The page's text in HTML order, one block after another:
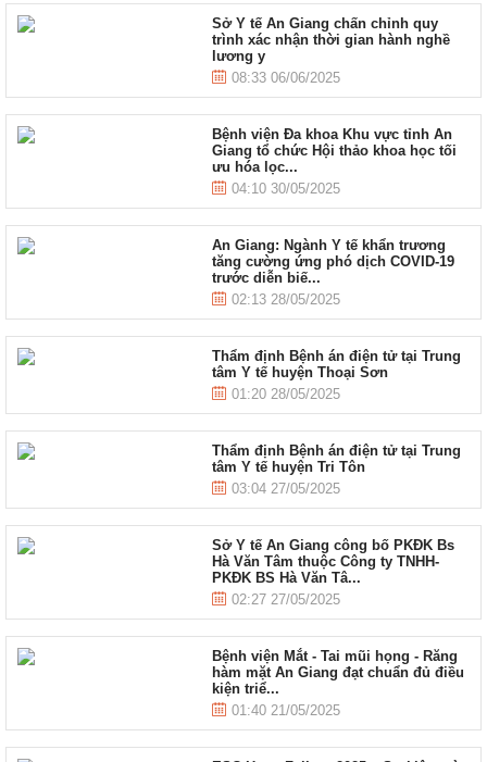
Sở Y tế An Giang chấn chỉnh quy
trình xác nhận thời gian hành nghề
lương y
08:33 06/06/2025
Bệnh viện Đa khoa Khu vực tỉnh An
Giang tổ chức Hội thảo khoa học tối
ưu hóa lọc...
04:10 30/05/2025
An Giang: Ngành Y tế khẩn trương
tăng cường ứng phó dịch COVID-19
trước diễn biế...
02:13 28/05/2025
Thẩm định Bệnh án điện tử tại Trung
tâm Y tế huyện Thoại Sơn
01:20 28/05/2025
Thẩm định Bệnh án điện tử tại Trung
tâm Y tế huyện Tri Tôn
03:04 27/05/2025
Sở Y tế An Giang công bố PKĐK Bs
Hà Văn Tâm thuộc Công ty TNHH-
PKĐK BS Hà Văn Tâ...
02:27 27/05/2025
Bệnh viện Mắt - Tai mũi họng - Răng
hàm mặt An Giang đạt chuẩn đủ điều
kiện triể...
01:40 21/05/2025